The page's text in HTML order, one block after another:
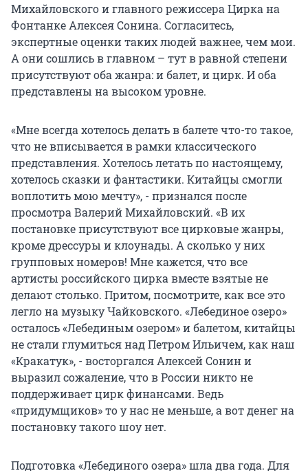
Михайловского и главного режиссера Цирка на
Фонтанке Алексея Сонина. Согласитесь,
экспертные оценки таких людей важнее, чем мои.
А они сошлись в главном – тут в равной степени
присутствуют оба жанра: и балет, и цирк. И оба
представлены на высоком уровне.
«Мне всегда хотелось делать в балете что-то такое,
что не вписывается в рамки классического
представления. Хотелось летать по настоящему,
хотелось сказки и фантастики. Китайцы смогли
воплотить мою мечту», - признался после
просмотра Валерий Михайловский. «В их
постановке присутствуют все цирковые жанры,
кроме дрессуры и клоунады. А сколько у них
групповых номеров! Мне кажется, что все
артисты российского цирка вместе взятые не
делают столько. Притом, посмотрите, как все это
легло на музыку Чайковского. «Лебединое озеро»
осталось «Лебединым озером» и балетом, китайцы
не стали глумиться над Петром Ильичем, как наш
«Кракатук», - восторгался Алексей Сонин и
выразил сожаление, что в России никто не
поддерживает цирк финансами. Ведь
«придумщиков» то у нас не меньше, а вот денег на
постановку такого шоу нет.
Подготовка «Лебединого озера» шла два года. Для